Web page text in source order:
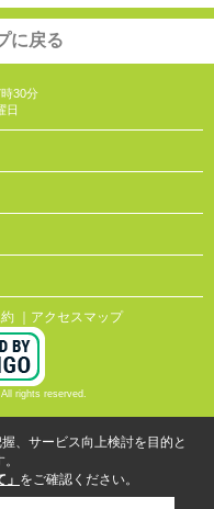
に戻る
30分
日
｜アクセスマップ
rights reserved.
、サービス向上検討を目的と
をご確認ください。